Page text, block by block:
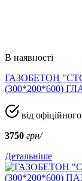
В наявності
ГАЗОБЕТОН
(300*200*600)
від
3750 грн/
Детальніше